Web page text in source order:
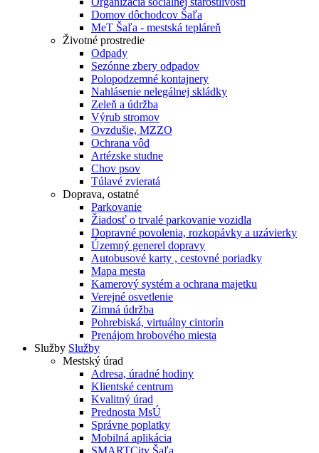
Domov dôchodcov Šaľa
MeT Šaľa - mestská tepláreň
Životné prostredie
Odpady
Sezónne zbery odpadov
Polopodzemné kontajnery
Nahlásenie nelegálnej skládky
Zeleň a údržba
Výrub stromov
Ovzdušie, MZZO
Ochrana vôd
Artézske studne
Chov psov
Túlavé zvieratá
Doprava, ostatné
Parkovanie
Žiadosť o trvalé parkovanie vozidla
Dopravné povolenia, rozkopávky a uzávierky
Územný generel dopravy
Autobusové karty , cestovné poriadky
Mapa mesta
Kamerový systém a ochrana majetku
Verejné osvetlenie
Zimná údržba
Pohrebiská, virtuálny cintorín
Prenájom hrobového miesta
Služby Služby
Mestský úrad
Adresa, úradné hodiny
Klientské centrum
Kvalitný úrad
Prednosta MsÚ
Správne poplatky
Mobilná aplikácia
SMARTCity Šaľa